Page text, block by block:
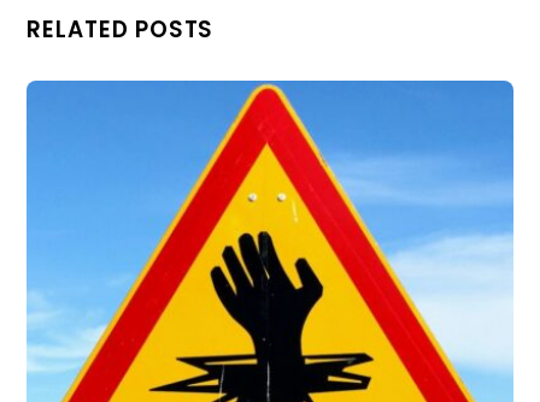
RELATED POSTS